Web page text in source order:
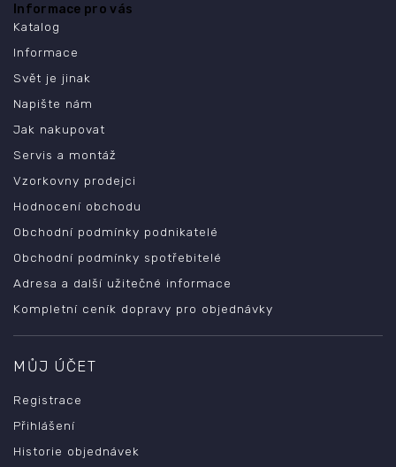
Informace pro vás
Katalog
Informace
Svět je jinak
Napište nám
Jak nakupovat
Servis a montáž
Vzorkovny prodejci
Hodnocení obchodu
Obchodní podmínky podnikatelé
Obchodní podmínky spotřebitelé
Adresa a další užitečné informace
Kompletní ceník dopravy pro objednávky
MŮJ ÚČET
Registrace
Přihlášení
Historie objednávek